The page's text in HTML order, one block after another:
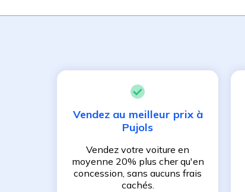
Vendez au meilleur prix à
Pujols
Vendez votre voiture en
moyenne 20% plus cher qu'en
concession, sans aucuns frais
cachés.